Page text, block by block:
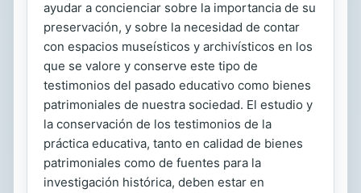
ayudar a concienciar sobre la importancia de su
preservación, y sobre la necesidad de contar
con espacios museísticos y archivísticos en los
que se valore y conserve este tipo de
testimonios del pasado educativo como bienes
patrimoniales de nuestra sociedad. El estudio y
la conservación de los testimonios de la
práctica educativa, tanto en calidad de bienes
patrimoniales como de fuentes para la
investigación histórica, deben estar en